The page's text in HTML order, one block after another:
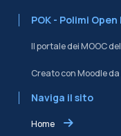
POK - Polimi
Il portale dei MOOC del
Creato con Moodle da
Naviga il sito
Home